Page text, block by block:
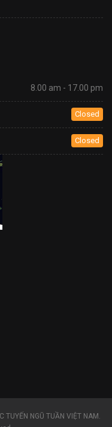
8.00 am - 17.00 pm
Closed
Closed
NGŨ TUẦN VIỆT NAM.